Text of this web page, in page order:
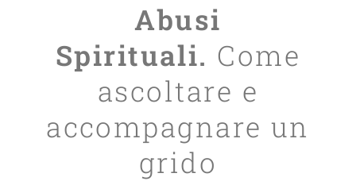
Abusi
Spirituali. Come
ascoltare e
accompagnare un
grido